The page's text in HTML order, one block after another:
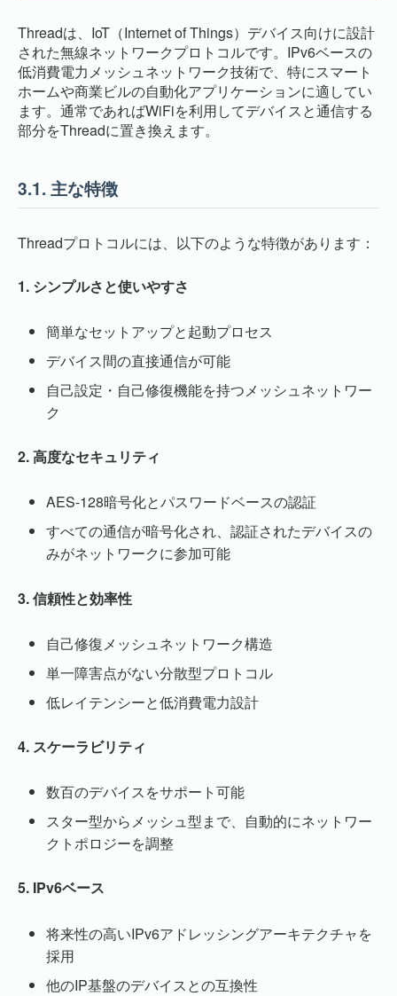
Threadは、IoT（Internet of Things）デバイス向けに設計
された無線ネットワークプロトコルです。IPv6ベースの
低消費電力メッシュネットワーク技術で、特にスマート
ホームや商業ビルの自動化アプリケーションに適してい
ます。通常であればWiFiを利用してデバイスと通信する
部分をThreadに置き換えます。
3.1. 主な特徴
Threadプロトコルには、以下のような特徴があります：
1. シンプルさと使いやすさ
簡単なセットアップと起動プロセス
デバイス間の直接通信が可能
自己設定・自己修復機能を持つメッシュネットワー
ク
2. 高度なセキュリティ
AES-128暗号化とパスワードベースの認証
すべての通信が暗号化され、認証されたデバイスの
みがネットワークに参加可能
3. 信頼性と効率性
自己修復メッシュネットワーク構造
単一障害点がない分散型プロトコル
低レイテンシーと低消費電力設計
4. スケーラビリティ
数百のデバイスをサポート可能
スター型からメッシュ型まで、自動的にネットワー
クトポロジーを調整
5. IPv6ベース
将来性の高いIPv6アドレッシングアーキテクチャを
採用
他のIP基盤のデバイスとの互換性